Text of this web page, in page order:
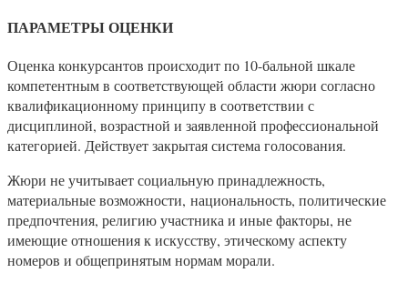
ПАРАМЕТРЫ ОЦЕНКИ
Оценка конкурсантов происходит по 10-бальной шкале
компетентным в соответствующей области жюри согласно
квалификационному принципу в соответствии с
дисциплиной, возрастной и заявленной профессиональной
категорией. Действует закрытая система голосования.
Жюри не учитывает социальную принадлежность,
материальные возможности, национальность, политические
предпочтения, религию участника и иные факторы, не
имеющие отношения к искусству, этическому аспекту
номеров и общепринятым нормам морали.